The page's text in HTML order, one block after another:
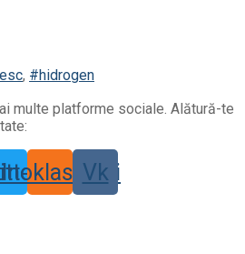
, #hidrogen
multe platforme sociale. Alătură-te
Vk